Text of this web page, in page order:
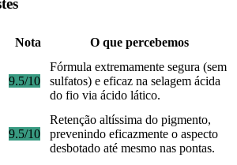
Nota
O que percebemos
9.5/10
Fórmula extremamente segura (sem
sulfatos) e eficaz na selagem ácida
do fio via ácido lático.
9.5/10
Retenção altíssima do pigmento,
prevenindo eficazmente o aspecto
desbotado até mesmo nas pontas.